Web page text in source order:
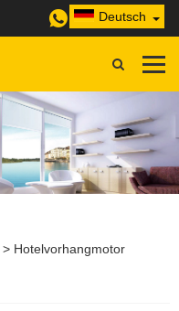
Deutsch
> Hotelvorhangmotor